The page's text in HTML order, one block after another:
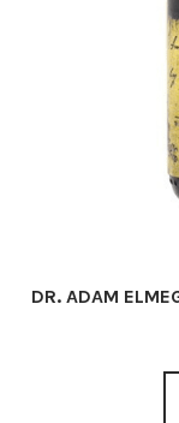
DR. ADAM